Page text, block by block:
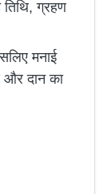
ग्रहण
मनाई
और दान का